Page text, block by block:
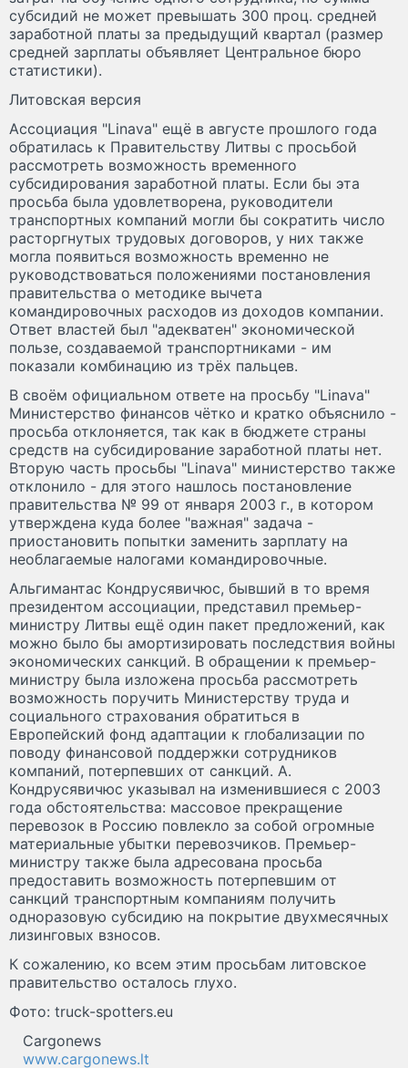
субсидий не может превышать 300 проц. средней
заработной платы за предыдущий квартал (размер
средней зарплаты объявляет Центральное бюро
статистики).
Литовская версия
Ассоциация "Linava" ещё в августе прошлого года
обратилась к Правительству Литвы с просьбой
рассмотреть возможность временного
субсидирования заработной платы. Если бы эта
просьба была удовлетворена, руководители
транспортных компаний могли бы сократить число
расторгнутых трудовых договоров, у них также
могла появиться возможность временно не
руководствоваться положениями постановления
правительства о методике вычета
командировочных расходов из доходов компании.
Ответ властей был "адекватен" экономической
пользе, создаваемой транспортниками - им
показали комбинацию из трёх пальцев.
В своём официальном ответе на просьбу "Linava"
Министерство финансов чётко и кратко объяснило -
просьба отклоняется, так как в бюджете страны
средств на субсидирование заработной платы нет.
Вторую часть просьбы "Linava" министерство также
отклонило - для этого нашлось постановление
правительства № 99 от января 2003 г., в котором
утверждена куда более "важная" задача -
приостановить попытки заменить зарплату на
необлагаемые налогами командировочные.
Альгимантас Кондрусявичюс, бывший в то время
президентом ассоциации, представил премьер-
министру Литвы ещё один пакет предложений, как
можно было бы амортизировать последствия войны
экономических санкций. В обращении к премьер-
министру была изложена просьба рассмотреть
возможность поручить Министерству труда и
социального страхования обратиться в
Европейский фонд адаптации к глобализации по
поводу финансовой поддержки сотрудников
компаний, потерпевших от санкций. А.
Кондрусявичюс указывал на изменившиеся с 2003
года обстоятельства: массовое прекращение
перевозок в Россию повлекло за собой огромные
материальные убытки перевозчиков. Премьер-
министру также была адресована просьба
предоставить возможность потерпевшим от
санкций транспортным компаниям получить
одноразовую субсидию на покрытие двухмесячных
лизинговых взносов.
К сожалению, ко всем этим просьбам литовское
правительство осталось глухо.
Фото: truck-spotters.eu
Cargonews
www.cargonews.lt